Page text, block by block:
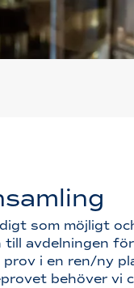
som möjligt
avdelningen
i en ren/ny
behöver vi